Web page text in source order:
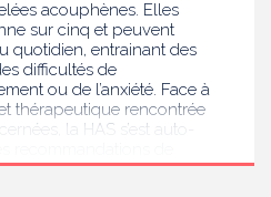
acouphènes. Elles
sur cinq et peuvent
quotidien, entrainant des
difficultés de
ou de l’anxiété. Face à
thérapeutique rencontrée
la HAS s’est auto-
le diagnostic et